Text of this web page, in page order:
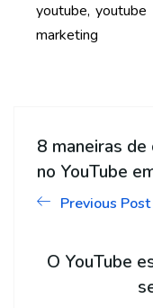
youtube youtube
marketing
8 maneiras
no YouTube
Previous Post
O YouTube